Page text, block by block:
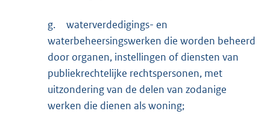
g.
waterverdedigings- en
waterbeheersingswerken die worden beheerd
door organen, instellingen of diensten van
publiekrechtelijke rechtspersonen, met
uitzondering van de delen van zodanige
werken die dienen als woning;